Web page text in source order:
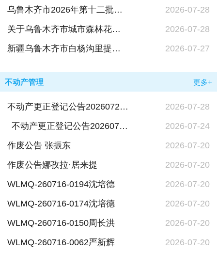
乌鲁木齐市2026年第十二批国有建设用地使用权挂牌出让结果公告
2026-07-28
关于乌鲁木齐市城市森林花园建筑工作实施意见修订稿征求意见的公告
2026-07-28
新疆乌鲁木齐市白杨沟里提甫矿业有限责任公司乌鲁木齐市白杨沟里提甫联合石灰石矿矿区生态修复方案通过审查的公告
2026-07-27
不动产管理 更多+
不动产更正登记公告20260728乌鲁木齐市鑫世泉商贸有限公司
2026-07-28
不动产更正登记公告20260724蔡志明
2026-07-24
作废公告 张振东
2026-07-20
作废公告娜孜拉·居来提
2026-07-20
WLMQ-260716-0194沈培德
2026-07-20
WLMQ-260716-0174沈培德
2026-07-20
WLMQ-260716-0150周长洪
2026-07-20
WLMQ-260716-0062严新辉
2026-07-20